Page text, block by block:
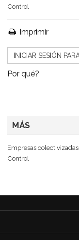
Control
Imprimir
INICIAR SESIÓN
Por qué?
MÁS
Empresas
Control